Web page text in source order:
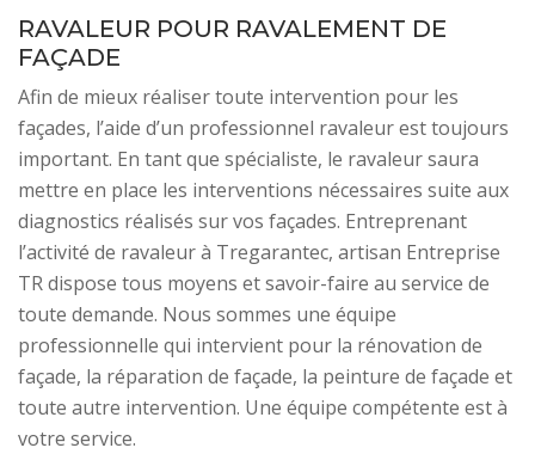
RAVALEUR POUR RAVALEMENT DE
FAÇADE
Afin de mieux réaliser toute intervention pour les
façades, l’aide d’un professionnel ravaleur est toujours
important. En tant que spécialiste, le ravaleur saura
mettre en place les interventions nécessaires suite aux
diagnostics réalisés sur vos façades. Entreprenant
l’activité de ravaleur à Tregarantec, artisan Entreprise
TR dispose tous moyens et savoir-faire au service de
toute demande. Nous sommes une équipe
professionnelle qui intervient pour la rénovation de
façade, la réparation de façade, la peinture de façade et
toute autre intervention. Une équipe compétente est à
votre service.